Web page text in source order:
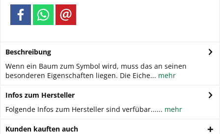
Beschreibung
Wenn ein Baum zum Symbol wird, muss das an seinen
besonderen Eigenschaften liegen. Die Eiche... mehr
Infos zum Hersteller
Folgende Infos zum Hersteller sind verfübar...... mehr
Kunden kauften auch